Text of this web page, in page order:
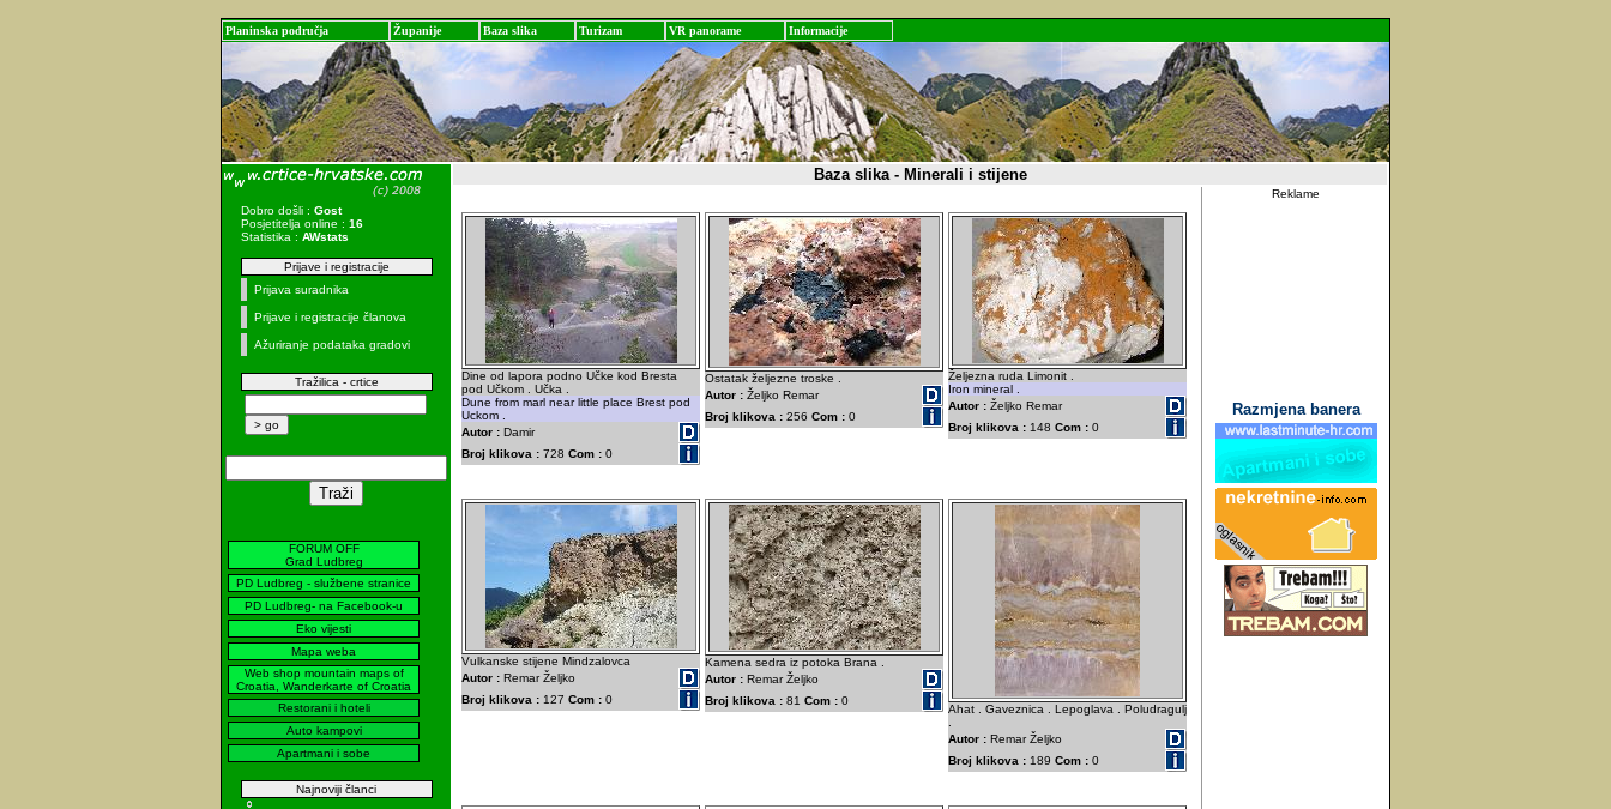
Planinska područja Županije Baza slika Turizam VR panorame Informacije
Dobro došli : Gost
Posjetitelja online : 16
Statistika : AWstats
Prijave i registracije
Prijava suradnika
Prijave i registracije članova
Ažuriranje podataka gradovi
Tražilica - crtice
FORUM OFF
Grad Ludbreg
PD Ludbreg - službene stranice
PD Ludbreg- na Facebook-u
Eko vijesti
Mapa weba
Web shop mountain maps of
Croatia, Wanderkarte of Croatia
Restorani i hoteli
Auto kampovi
Apartmani i sobe
Najnoviji članci
Baza slika - Minerali i stijene
Dine od lapora podno Učke kod Bresta
pod Učkom . Učka .
Dune from marl near little place Brest pod
Uckom .
Autor : Damir
Broj klikova : 728 Com : 0
Ostatak željezne troske .
Autor : Željko Remar
Broj klikova : 256 Com : 0
Željezna ruda Limonit .
Iron mineral .
Autor : Željko Remar
Broj klikova : 148 Com : 0
Vulkanske stijene Mindzalovca
Autor : Remar Željko
Broj klikova : 127 Com : 0
Kamena sedra iz potoka Brana .
Autor : Remar Željko
Broj klikova : 81 Com : 0
Ahat . Gaveznica . Lepoglava . Poludragulj
Autor : Remar Željko
Broj klikova : 189 Com : 0
Reklame
Razmjena banera